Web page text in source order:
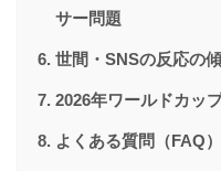
サー問題
世間・SNSの反応の
2026年ワールドカッ
よくある質問（FAQ）